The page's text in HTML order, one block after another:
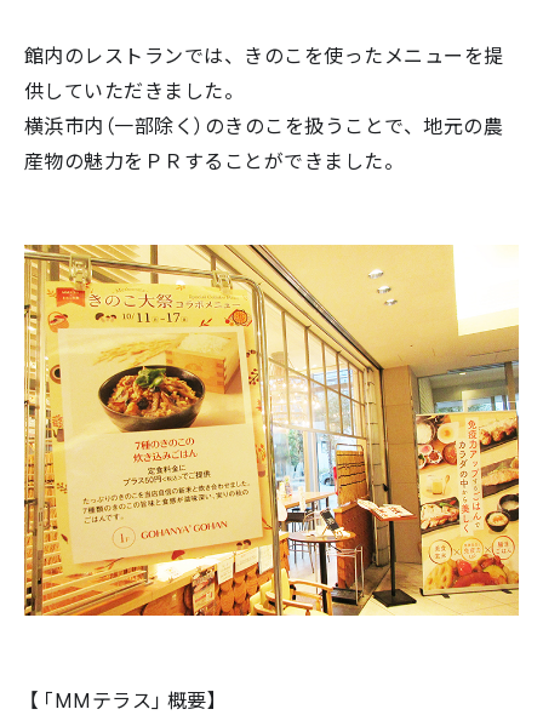
館内のレストランでは、きのこを使ったメニューを提
供していただきました。
横浜市内（一部除く）のきのこを扱うことで、地元の農
産物の魅力をＰＲすることができました。
【「MMテラス」概要】